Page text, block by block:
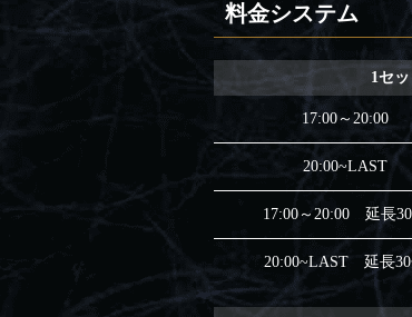
料金システム
1セ
17:00～20:00
20:00~LAST
17:00～20:00 延長
20:00~LAST 延長